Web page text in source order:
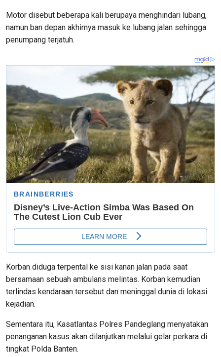
Motor disebut beberapa kali berupaya menghindari lubang,
namun ban depan akhirnya masuk ke lubang jalan sehingga
penumpang terjatuh.
Korban diduga terpental ke sisi kanan jalan pada saat
bersamaan sebuah ambulans melintas. Korban kemudian
terlindas kendaraan tersebut dan meninggal dunia di lokasi
kejadian.
Sementara itu, Kasatlantas Polres Pandeglang menyatakan
penanganan kasus akan dilanjutkan melalui gelar perkara di
tingkat Polda Banten.